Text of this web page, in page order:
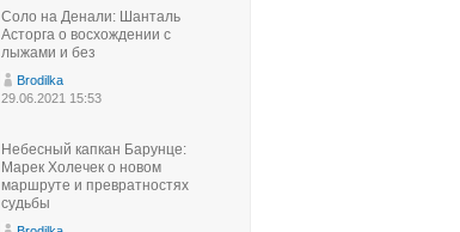
Соло на Денали: Шанталь
Асторга о восхождении с
лыжами и без
Brodilka
29.06.2021 15:53
Небесный капкан Барунце:
Марек Холечек о новом
маршруте и превратностях
судьбы